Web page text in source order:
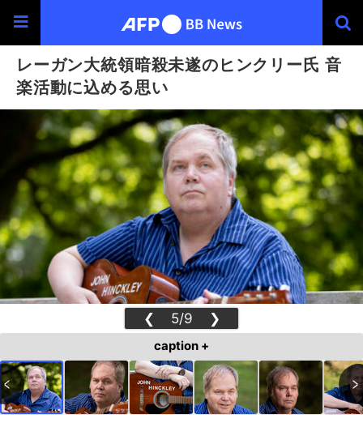
レーガン大統領暗殺未遂のヒンクリー氏 音
楽活動に込める思い
❮ 5/9 ❯
caption +